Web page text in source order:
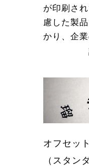
が印刷さ
慮した製
かり、企
オフセッ
（スタン